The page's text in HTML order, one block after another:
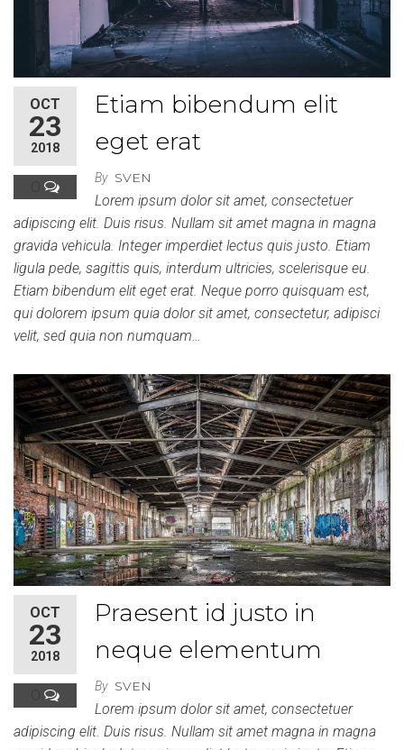
OCT
23
2018
Etiam bibendum elit
eget erat
By SVEN
Lorem ipsum dolor sit amet, consectetuer
adipiscing elit. Duis risus. Nullam sit amet magna in magna
gravida vehicula. Integer imperdiet lectus quis justo. Etiam
ligula pede, sagittis quis, interdum ultricies, scelerisque eu.
Etiam bibendum elit eget erat. Neque porro quisquam est,
qui dolorem ipsum quia dolor sit amet, consectetur, adipisci
velit, sed quia non numquam…
OCT
23
2018
Praesent id justo in
neque elementum
By SVEN
Lorem ipsum dolor sit amet, consectetuer
adipiscing elit. Duis risus. Nullam sit amet magna in magna